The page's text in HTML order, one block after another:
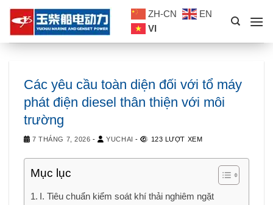
Skip
content
ZH-CN
EN
VI
Các yêu cầu toàn diện đối với tổ máy
phát điện diesel thân thiện với môi
trường
7 THÁNG 7, 2026 - YUCHAI - 123 LƯỢT XEM
Mục lục
I. Tiêu chuẩn kiểm soát khí thải nghiêm ngặt